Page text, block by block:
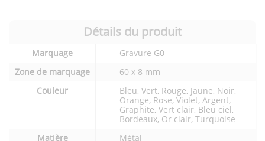
Détails
techniques
du
produit
Détails du produit
Marquage
Gravure G0
Zone de marquage
60 x 8 mm
Couleur
Bleu, Vert, Rouge, Jaune, Noir,
Orange, Rose, Violet, Argent,
Graphite, Vert clair, Bleu ciel,
Bordeaux, Or clair, Turquoise
Matière
Métal